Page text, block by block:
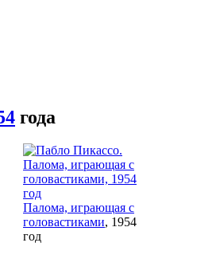
года
Палома, играющая с
головастиками, 1954
год